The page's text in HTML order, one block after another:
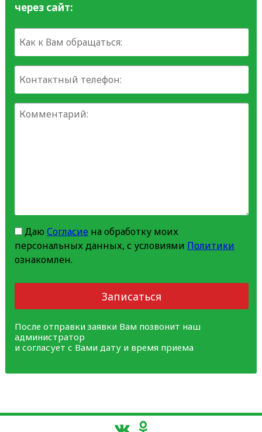
через сайт:
Даю Согласиена обработку моих
персональных данных, с условиями Политики
ознакомлен.
Записаться
После отправки заявки Вам позвонит наш
администратор
и согласует с Вами дату и время приема